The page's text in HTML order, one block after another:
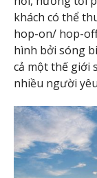
khách có thể
hop-on/ hop-
hình bởi sóng
cả một thế giới
nhiều người